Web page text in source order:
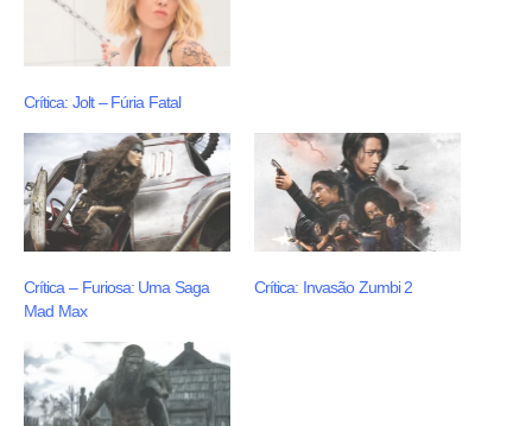
Crítica: Jolt – Fúria Fatal
Crítica – Furiosa: Uma Saga
Mad Max
Crítica: Invasão Zumbi 2